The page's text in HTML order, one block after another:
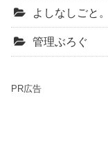
よしなしごと。
管理ぶろぐ
PR広告